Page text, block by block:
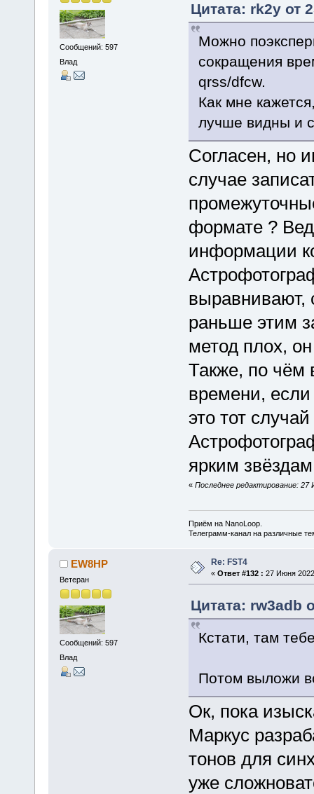
Сообщений: 597
Влад
Цитата: rk2y от
Можно
сокращения
qrss/dfcw.
Как мне
лучше видны и
Согласен, но
случае
формате ?
информации
раньше этим
метод плох,
Также, по чём
времени,
это тот
ярким
« Последнее редактирование: 27
Приём на NanoLoop.
Телеграмм-канал на различные
EW8HP
Ветеран
Сообщений: 597
Влад
Re: FST4
« Ответ #132 : 27 Июня
Цитата: rw3adb
Кстати, там
Потом выложи
Ок, пока
Маркус
тонов для
уже